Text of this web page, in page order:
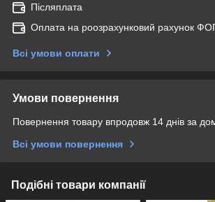
Післяплата
Оплата на роозрахунковий рахунок
Всі умови оплати
Умови повернення
Повернення товару впродовж 14 днів за
Всі умови повернення
Подібні товари компанії